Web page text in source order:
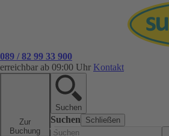
089 / 82 99 33 900
erreichbar ab 09:00 Uhr Kontakt
Zur
Buchung
Suchen
Suchen Schließen